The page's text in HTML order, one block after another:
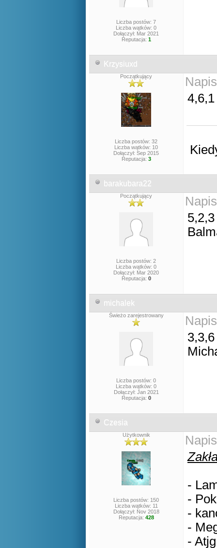
Liczba postów: 7
Liczba wątków: 0
Dołączył: Mar 2021
Reputacja: 1
Krzysiuxd
Początkujący
Liczba postów: 32
Liczba wątków: 10
Dołączył: Sep 2015
Reputacja: 3
barakubara22
Początkujący
Liczba postów: 2
Liczba wątków: 0
Dołączył: Mar 2020
Reputacja: 0
5,2,3
michalek
Świeżo zarejestrowany
Liczba postów: 0
Liczba wątków: 0
Dołączył: Jan 2021
Reputacja: 0
3,3,6
Czesia
Użytkownik
Liczba postów: 150
Liczba wątków: 11
Dołączył: Nov 2018
Reputacja: 428
-
-
-
-
-